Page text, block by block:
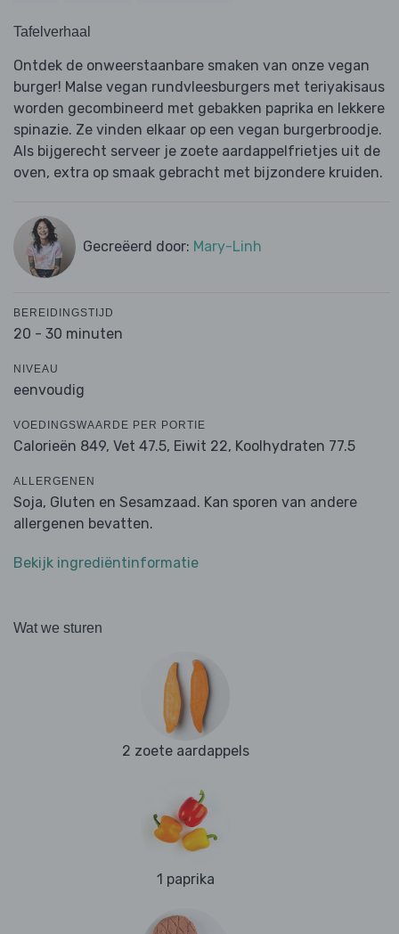
Tafelverhaal
Ontdek de onweerstaanbare smaken van onze vegan
burger! Malse vegan rundvleesburgers met teriyakisaus
worden gecombineerd met gebakken paprika en lekkere
spinazie. Ze vinden elkaar op een vegan burgerbroodje.
Als bijgerecht serveer je zoete aardappelfrietjes uit de
oven, extra op smaak gebracht met bijzondere kruiden.
Gecreëerd door: Mary-Linh
BEREIDINGSTIJD
20 - 30 minuten
NIVEAU
eenvoudig
VOEDINGSWAARDE PER PORTIE
Calorieën 849, Vet 47.5, Eiwit 22, Koolhydraten 77.5
ALLERGENEN
Soja, Gluten en Sesamzaad. Kan sporen van andere
allergenen bevatten.
Bekijk ingrediëntinformatie
Wat we sturen
2 zoete aardappels
1 paprika